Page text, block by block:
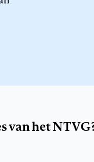
van het